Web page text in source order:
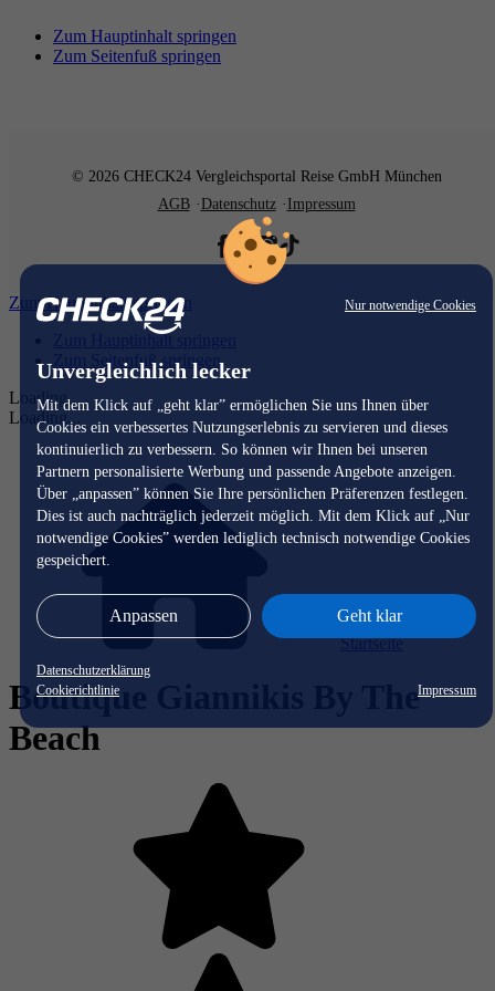
Nur notwendige Cookies
Unvergleichlich lecker
Mit dem Klick auf „geht klar” ermöglichen Sie uns Ihnen über
Cookies ein verbessertes Nutzungserlebnis zu servieren und dieses
kontinuierlich zu verbessern. So können wir Ihnen bei unseren
Partnern personalisierte Werbung und passende Angebote anzeigen.
Über „anpassen” können Sie Ihre persönlichen Präferenzen festlegen.
Dies ist auch nachträglich jederzeit möglich. Mit dem Klick auf „Nur
notwendige Cookies” werden lediglich technisch notwendige Cookies
gespeichert.
Anpassen Geht klar
Datenschutzerklärung
Cookierichtlinie
Impressum
Zum Hauptinhalt springen
Zum Seitenfuß springen
© 2026 CHECK24 Vergleichsportal Reise GmbH München
AGB
Datenschutz Impressum
Zum Hauptinhalt springen
Zum Hauptinhalt springen
Zum Seitenfuß springen
Loading...
Loading...
Startseite
Boutique Giannikis By The
Beach